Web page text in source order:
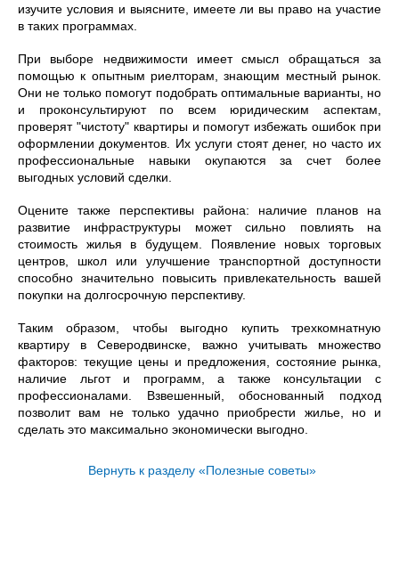
изучите условия и выясните, имеете ли вы право на участие
в таких программах.
При выборе недвижимости имеет смысл обращаться за
помощью к опытным риелторам, знающим местный рынок.
Они не только помогут подобрать оптимальные варианты, но
и проконсультируют по всем юридическим аспектам,
проверят "чистоту" квартиры и помогут избежать ошибок при
оформлении документов. Их услуги стоят денег, но часто их
профессиональные навыки окупаются за счет более
выгодных условий сделки.
Оцените также перспективы района: наличие планов на
развитие инфраструктуры может сильно повлиять на
стоимость жилья в будущем. Появление новых торговых
центров, школ или улучшение транспортной доступности
способно значительно повысить привлекательность вашей
покупки на долгосрочную перспективу.
Таким образом, чтобы выгодно купить трехкомнатную
квартиру в Северодвинске, важно учитывать множество
факторов: текущие цены и предложения, состояние рынка,
наличие льгот и программ, а также консультации с
профессионалами. Взвешенный, обоснованный подход
позволит вам не только удачно приобрести жилье, но и
сделать это максимально экономически выгодно.
Вернуть к разделу «Полезные советы»